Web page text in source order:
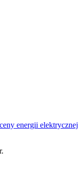
energii elektrycznej